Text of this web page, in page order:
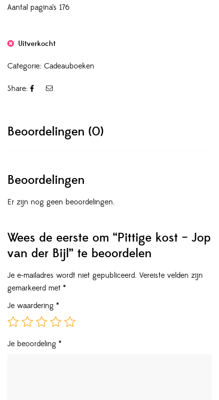
Aantal pagina’s 176
Uitverkocht
Categorie: Cadeauboeken
Share:
Beoordelingen (0)
Beoordelingen
Er zijn nog geen beoordelingen.
Wees de eerste om “Pittige kost – Jop
van der Bijl” te beoordelen
Je e-mailadres wordt niet gepubliceerd. Vereiste velden zijn
gemarkeerd met *
Je waardering *
Je beoordeling *